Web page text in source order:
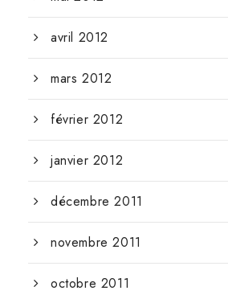
avril 2012
mars 2012
février 2012
janvier 2012
décembre 2011
novembre 2011
octobre 2011